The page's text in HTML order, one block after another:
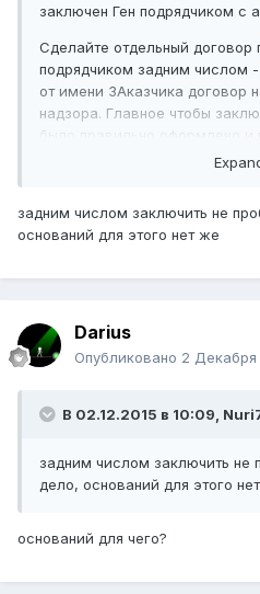
заключен Ген подрядчиком с
Сделайте отдельный договор
подрядчиком задним числом
от имени ЗАказчика договор
надзора. Главное чтобы
было правильно оформлено и
задним числом заключить не
оснований для этого нет же
Darius
Опубликовано 2 Декабря
В 02.12.2015 в 10:09,
задним числом заключить не
дело, оснований для этого
оснований для чего?